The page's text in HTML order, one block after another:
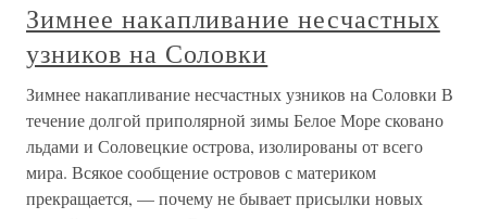
Зимнее накапливание несчастных
узников на Соловки
Зимнее накапливание несчастных узников на Соловки В
течение долгой приполярной зимы Белое Море сковано
льдами и Соловецкие острова, изолированы от всего
мира. Всякое сообщение островов с материком
прекращается, — почему не бывает присылки новых